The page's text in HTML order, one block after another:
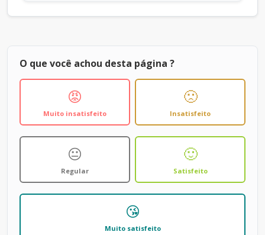
O que você achou desta página ?
😡
Muito insatisfeito
🙁
Insatisfeito
😐
Regular
🙂
Satisfeito
😘
Muito satisfeito